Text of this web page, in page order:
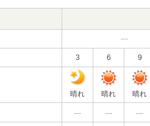
---
3 6 9
晴れ 晴れ 晴れ
--- --- ---